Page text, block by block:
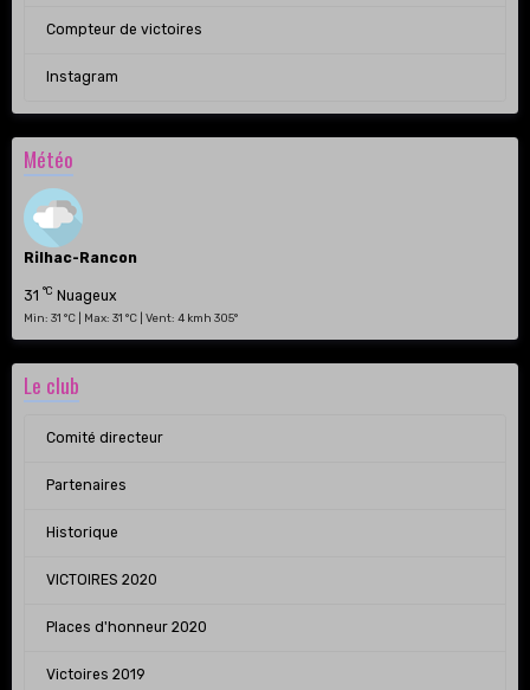
Compteur de victoires
Instagram
Météo
Rilhac-Rancon
31 °C Nuageux
Min: 31 °C | Max: 31 °C | Vent: 4 kmh 305°
Le club
Comité directeur
Partenaires
Historique
VICTOIRES 2020
Places d'honneur 2020
Victoires 2019